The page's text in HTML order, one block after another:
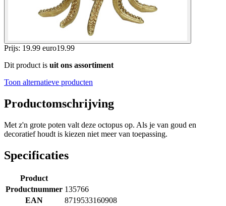
Prijs: 19.99 euro19.99
Dit product is uit ons assortiment
Toon alternatieve producten
Productomschrijving
Met z'n grote poten valt deze octopus op. Als je van goud en
decoratief houdt is kiezen niet meer van toepassing.
Specificaties
Product
Productnummer 135766
EAN
8719533160908